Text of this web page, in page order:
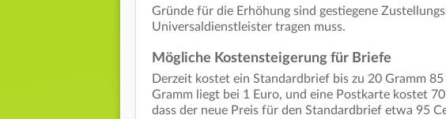
Gründe für die Erhöhung sind gestiegene
Universaldienstleister tragen muss.
Mögliche Kostensteigerung für Briefe
Derzeit kostet ein Standardbrief bis zu 20 Gramm
Gramm liegt bei 1 Euro, und eine Postkarte kostet
dass der neue Preis für den Standardbrief etwa 95